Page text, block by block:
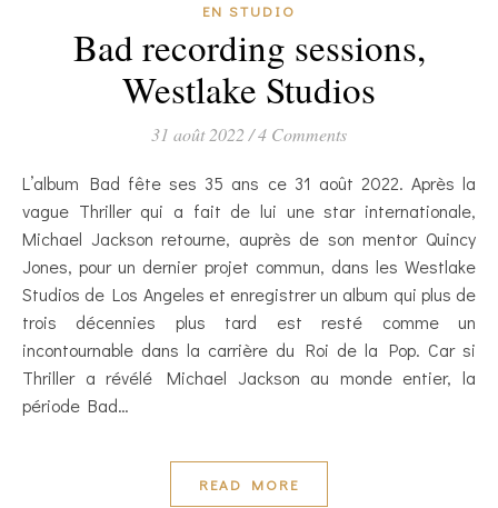
EN STUDIO
Bad recording sessions,
Westlake Studios
31 août 2022 /4 Comments
L’album Bad fête ses 35 ans ce 31 août 2022. Après la
vague Thriller qui a fait de lui une star internationale,
Michael Jackson retourne, auprès de son mentor Quincy
Jones, pour un dernier projet commun, dans les Westlake
Studios de Los Angeles et enregistrer un album qui plus de
trois décennies plus tard est resté comme un
incontournable dans la carrière du Roi de la Pop. Car si
Thriller a révélé Michael Jackson au monde entier, la
période Bad…
READ MORE